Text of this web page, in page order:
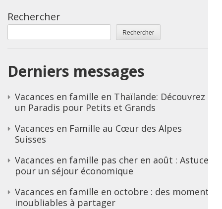
Rechercher
Rechercher
Derniers messages
Vacances en famille en Thaïlande: Découvrez
un Paradis pour Petits et Grands
Vacances en Famille au Cœur des Alpes
Suisses
Vacances en famille pas cher en août : Astuces
pour un séjour économique
Vacances en famille en octobre : des moments
inoubliables à partager